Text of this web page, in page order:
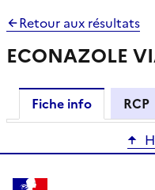
Retour aux résultats
ECONAZOLE
Fiche info RCP